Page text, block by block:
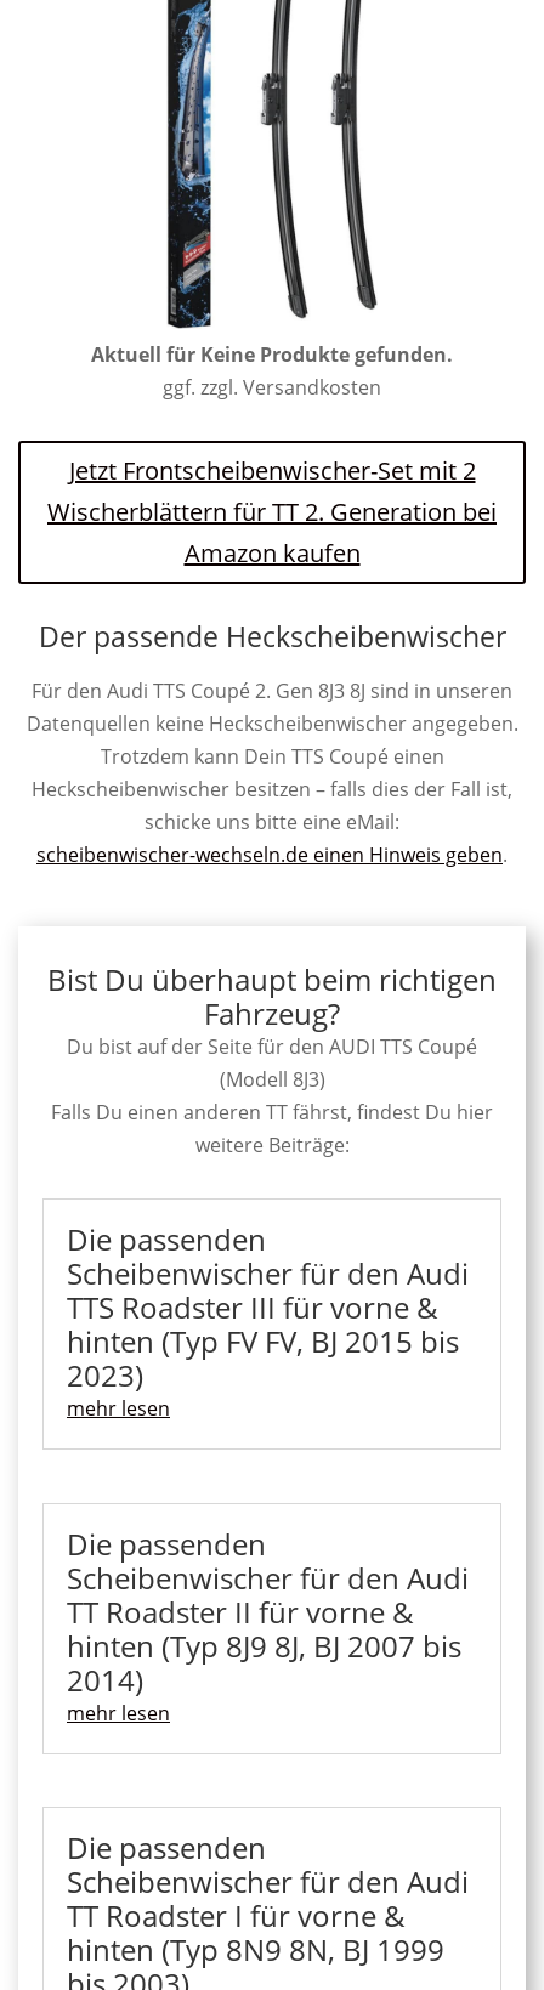
Aktuell für Keine Produkte gefunden.
ggf. zzgl. Versandkosten
Jetzt Frontscheibenwischer-Set mit 2
Wischerblättern für TT 2. Generation bei
Amazon kaufen
Der passende Heckscheibenwischer
Für den Audi TTS Coupé 2. Gen 8J3 8J sind in unseren
Datenquellen keine Heckscheibenwischer angegeben.
Trotzdem kann Dein TTS Coupé einen
Heckscheibenwischer besitzen – falls dies der Fall ist,
schicke uns bitte eine eMail:
scheibenwischer-wechseln.de einen Hinweis geben.
Bist Du überhaupt beim richtigen
Fahrzeug?
Du bist auf der Seite für den AUDI TTS Coupé
(Modell 8J3)
Falls Du einen anderen TT fährst, findest Du hier
weitere Beiträge:
Die passenden
Scheibenwischer für den Audi
TTS Roadster III für vorne &
hinten (Typ FV FV, BJ 2015 bis
2023)
mehr lesen
Die passenden
Scheibenwischer für den Audi
TT Roadster II für vorne &
hinten (Typ 8J9 8J, BJ 2007 bis
2014)
mehr lesen
Die passenden
Scheibenwischer für den Audi
TT Roadster I für vorne &
hinten (Typ 8N9 8N, BJ 1999